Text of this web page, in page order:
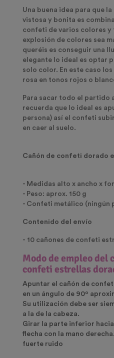
Una buena idea para que
vistosa y bonita es
confeti de varios colores y
explosión de colores sea
queréis es conseguir una
elegante lo ideal es optar
solo color. En este caso
rosa en tonos rojos o
Para sacar todo el partido
recuerda que lo ideal es
persona) así el confeti
en caer al suelo.
Cañón de confeti dorado
- Medidas alto x ancho x
- Peso: aprox. 150 g
- Confeti metálico (ningún
Contenido del envío
- 10 cañones de confeti
Modo de empleo del
confeti estrellas
Apuntar el cañón de
en un ángulo de 90º
Su utilización debe ser
a la de la cabeza.
Girar la parte inferior
flecha con la mano
fuerte ruido